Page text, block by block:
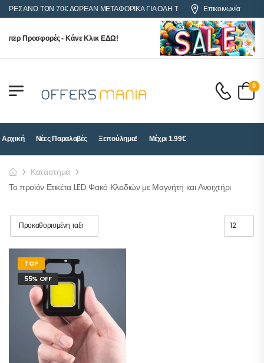
ΑΝΩ ΤΩΝ 70€ ΔΩΡΕΑΝ ΜΕΤΑΦΟΡΙΚΑ ΓΙΑ ΟΛΗ ΤΗΝ ΕΛΛΑΔΑΕπικοινωνία
Προσφορές - Κάνε Κλικ ΕΔΩ!
0
Αρχική Νέες Παραλαβές Ξεπούλημα! Μέχρι 1.99€
Κατάστημα
Το προϊόν Ετικέτα LED Φακό Κλειδιών με Μαγνήτη και Ανοιχτήρι
TOP
55% OFF